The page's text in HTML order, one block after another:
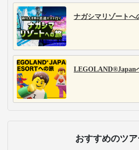
ナガシマリゾートへ
LEGOLAND®Japan
おすすめのツ